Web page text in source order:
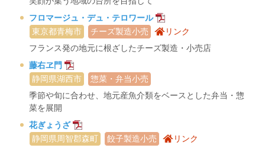
フロマージュ・デュ・テロワール
東京都青梅市
チーズ製造小売
リンク
フランス発の地元に根ざしたチーズ製造・小売店
藤右ヱ門
静岡県湖西市
惣菜・弁当小売
季節や旬に合わせ、地元産魚介類をベースとした弁当・惣
菜を展開
花ぎょうざ
静岡県周智郡森町
餃子製造小売 リンク